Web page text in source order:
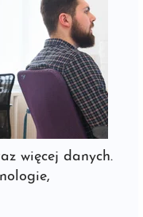
więcej danych.